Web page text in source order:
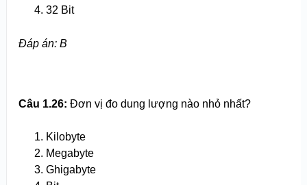
32 Bit
Đáp án: B
Câu 1.26: Đơn vị đo dung lượng nào nhỏ nhất?
Kilobyte
Megabyte
Ghigabyte